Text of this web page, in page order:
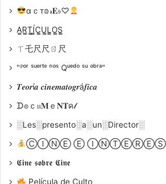
como herramientas narrativas.
Interacción entre el Pasado y
películas a menudo juegan
fusionando el pasado con el
Énfasis en la Cultura Española
elementos de la cultura
a través de la música y la
enriquece su obra y la hace
αｃт𝕠𝓇𝐄𝔰♡
A̳R̳T̳Í̳C̳U̳L̳O̳S̳
ㄒ乇尺尺ㄖ尺
"ᴾᵒʳ ˢᵘᵉʳᵗᵉ ⁿᵒˢ Qᵘᵉᵈᵒ ˢᵘ ᵒᵇʳᵃ"
𝑻𝒆𝒐𝒓í𝒂 𝒄𝒊𝒏𝒆𝒎𝒂𝒕𝒐𝒈𝒓á𝒇𝒊𝒄𝒂
ᗪ๏ｃ𝔲𝐌ｅ𝐍𝐓ค𝓁
░Les░presento░a░un░Director░
ⒸⒾⓃⒺ Ⓔ
𝕮𝖎𝖓𝖊 𝖘𝖔𝖇𝖗𝖊 𝕮𝖎𝖓𝖊
P̳e̳l̳í̳c̳u̳l̳a̳ d̳e̳ C̳u̳l̳t̳o̳